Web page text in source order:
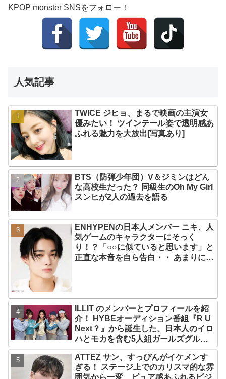
KPOP monster SNSをフォロー！
人気記事
TWICE ジヒョ、まるで映画の主演女
優みたい！ ツインテール姿で透明感あ
ふれる魅力を大放出[写真あり]
BTS（防弾少年団）V＆ジミンはどん
な高校生だった？ 同級生のOh My Girl
スンヒが2人の過去を語る
ENHYPENの日本人メンバー ニキ、人
気ゲームのキャラクターにそっく
り！？「○○に似ていると思います」と
正直な本音を自ら告白・・ あまりにも
ILLIT のメンバーとプロフィールを紹
介！ HYBEオーディション番組『R U
Next？』から誕生した、日本人のイロ
ハとモカを含む5人組ガールズグルー
プ！ デビュー曲「Magnetic」がいき
なりの大ヒット
ATTEZ サン、すっぴんがイケメンす
ぎる！ ステージ上でのカリスマ的な雰